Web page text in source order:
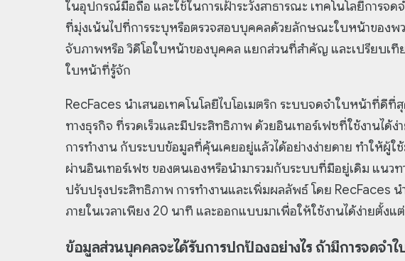
ในอุปกรณ์มือถือ และใช้ในการเฝ้าระวังสาธารณะ เทคโนโลยีการจ
ที่มุ่งเน้นไปที่การระบุหรือตรวจสอบบุคคลด้วยลักษณะใบหน้าของพว
จับภาพหรือ วิดีโอใบหน้าของบุคคล แยกส่วนที่สำคัญ และเปรียบ
ใบหน้าที่รู้จัก
RecFaces นำเสนอเทคโนโลยีไบโอเมตริก ระบบจดจำใบหน้าที่ดี
ทางธุรกิจ ที่รวดเร็วและมีประสิทธิภาพ ด้วยอินเทอร์เฟซที่ใช้งานได้
การทำงาน กับระบบข้อมูลที่คุ้นเคยอยู่แล้วได้อย่างง่ายดาย ทำให้ผู้ใช้
ผ่านอินเทอร์เฟซ ของตนเองหรือนำมารวมกับระบบที่มีอยู่เดิม แนวท
ปรับปรุงประสิทธิภาพ การทำงานและเพิ่มผลลัพธ์ โดย RecFaces น
ภายในเวลาเพียง 20 นาที และออกแบบมาเพื่อให้ใช้งานได้ง่ายตั้ง
ข้อมูลส่วนบุคคลจะได้รับการปกป้องอย่างไร ถ้ามีการจดจำใ